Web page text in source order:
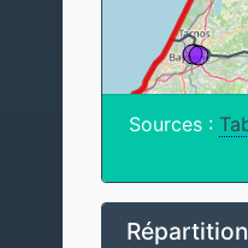
Sources :